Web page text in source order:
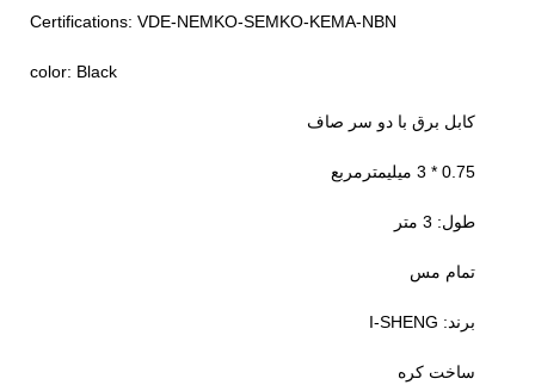
Certifications: VDE-NEMKO-SEMKO-KEMA-NBN
color: Black
کابل برق با دو سر صاف
0.75 * 3 میلیمترمربع
طول: 3 متر
تمام مس
برند: I-SHENG
ساخت کره